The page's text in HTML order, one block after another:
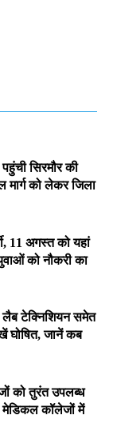
सिरमौर की
मार्ग को लेकर जिला
11 अगस्त को यहां
को नौकरी का
लैब टेक्निशियन समेत
घोषित, जानें कब
को तुरंत उपलब्ध
मेडिकल कॉलेजों में